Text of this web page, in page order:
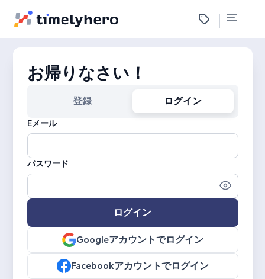
お帰りなさい！
登録 ログイン
Eメール
パスワード
ログイン
Googleアカウントでログイン
Facebookアカウントでログイン